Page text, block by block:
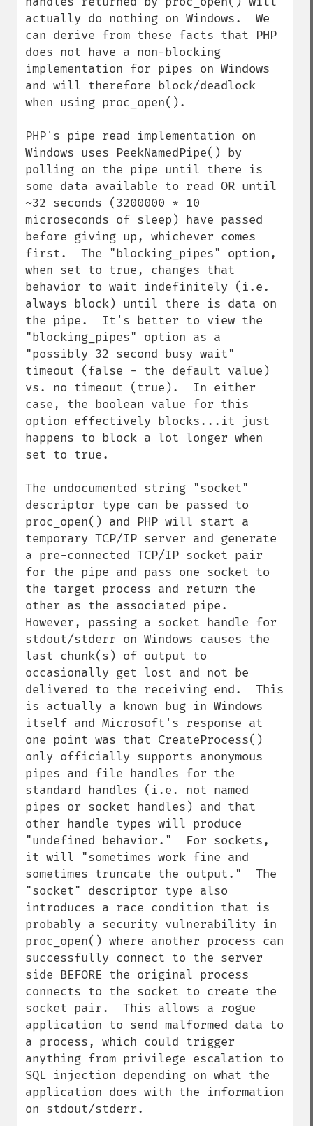
actually do nothing on Windows.  We
can derive from these facts that PHP
does not have a non-blocking
implementation for pipes on Windows
and will therefore block/deadlock
when using proc_open().
PHP's pipe read implementation on
Windows uses PeekNamedPipe() by
polling on the pipe until there is
some data available to read OR until
~32 seconds (3200000 * 10
microseconds of sleep) have passed
before giving up, whichever comes
first.  The "blocking_pipes" option,
when set to true, changes that
behavior to wait indefinitely (i.e.
always block) until there is data on
the pipe.  It's better to view the
"blocking_pipes" option as a
"possibly 32 second busy wait"
timeout (false - the default value)
vs. no timeout (true).  In either
case, the boolean value for this
option effectively blocks...it just
happens to block a lot longer when
set to true.
The undocumented string "socket"
descriptor type can be passed to
proc_open() and PHP will start a
temporary TCP/IP server and generate
a pre-connected TCP/IP socket pair
for the pipe and pass one socket to
the target process and return the
other as the associated pipe.
However, passing a socket handle for
stdout/stderr on Windows causes the
last chunk(s) of output to
occasionally get lost and not be
delivered to the receiving end.  This
is actually a known bug in Windows
itself and Microsoft's response at
one point was that CreateProcess()
only officially supports anonymous
pipes and file handles for the
standard handles (i.e. not named
pipes or socket handles) and that
other handle types will produce
"undefined behavior."  For sockets,
it will "sometimes work fine and
sometimes truncate the output."  The
"socket" descriptor type also
introduces a race condition that is
probably a security vulnerability in
proc_open() where another process can
successfully connect to the server
side BEFORE the original process
connects to the socket to create the
socket pair.  This allows a rogue
application to send malformed data to
a process, which could trigger
anything from privilege escalation to
SQL injection depending on what the
application does with the information
on stdout/stderr.